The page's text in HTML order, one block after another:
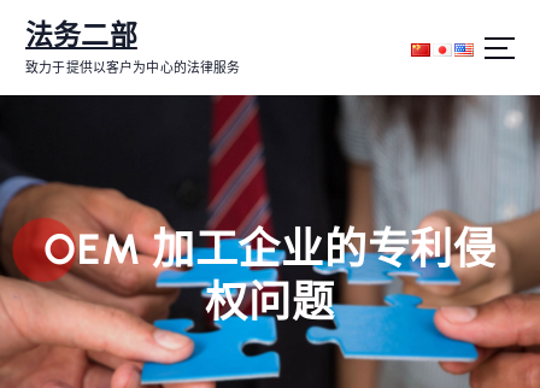
内
法务二部
致力于提供以客户为中心的法律服务
OEM 加工企业的专利侵
权问题